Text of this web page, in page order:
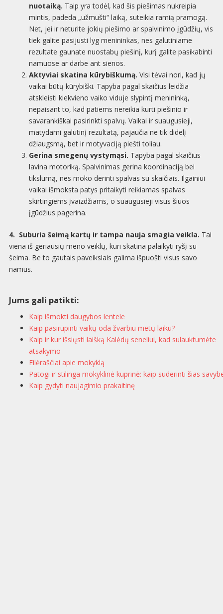
nuotaiką. Taip yra todėl, kad šis piešimas nukreipia
mintis, padeda „užmušti“ laiką, suteikia ramią pramogą.
Net, jei ir neturite jokių piešimo ar spalvinimo įgūdžių, vis
tiek galite pasijusti lyg menininkas, nes galutiniame
rezultate gaunate nuostabų piešinį, kurį galite pasikabinti
namuose ar darbe ant sienos.
Aktyviai skatina kūrybiškumą. Visi tėvai nori, kad jų
vaikai būtų kūrybiški. Tapyba pagal skaičius leidžia
atskleisti kiekvieno vaiko viduje slypintį menininką,
nepaisant to, kad patiems nereikia kurti piešinio ir
savarankiškai pasirinkti spalvų. Vaikai ir suaugusieji,
matydami galutinį rezultatą, pajaučia ne tik didelį
džiaugsmą, bet ir motyvaciją piešti toliau.
Gerina smegenų vystymąsi. Tapyba pagal skaičius
lavina motoriką. Spalvinimas gerina koordinaciją bei
tikslumą, nes moko derinti spalvas su skaičiais. Ilgainiui
vaikai išmoksta patys pritaikyti reikiamas spalvas
skirtingiems įvaizdžiams, o suaugusieji visus šiuos
įgūdžius pagerina.
4. Suburia šeimą kartų ir tampa nauja smagia veikla. Tai
viena iš geriausių meno veiklų, kuri skatina palaikyti ryšį su
šeima. Be to gautais paveikslais galima išpuošti visus savo
namus.
Jums gali patikti:
Kaip išmokti daugybos lentele
Kaip pasirūpinti vaikų oda žvarbiu metų laiku?
Kaip ir kur išsiųsti laišką Kalėdų seneliui, kad sulauktumėte
atsakymo
Eilėraščiai apie mokyklą
Patogi ir stilinga mokyklinė kuprinė: kaip suderinti šias
Kaip gydyti naujagimio prakaitinę